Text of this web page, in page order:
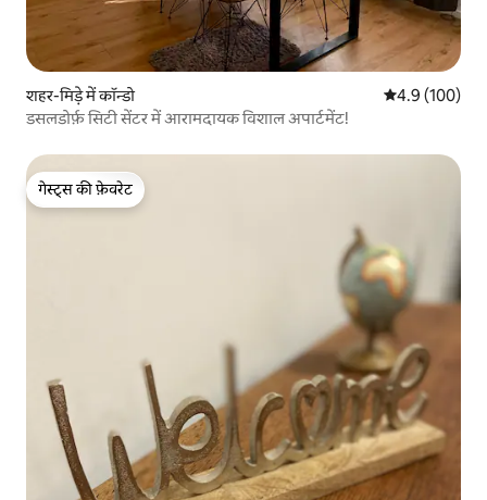
शहर-मिड़े में कॉन्डो औसत रेटिंग 5 में
4.9 (100)
डसलडोर्फ़ सिटी सेंटर में आरामदायक विशाल अपार्टमेंट!
गेस्ट्स की फ़ेवरेट
गेस्ट्स की फ़ेवरेट